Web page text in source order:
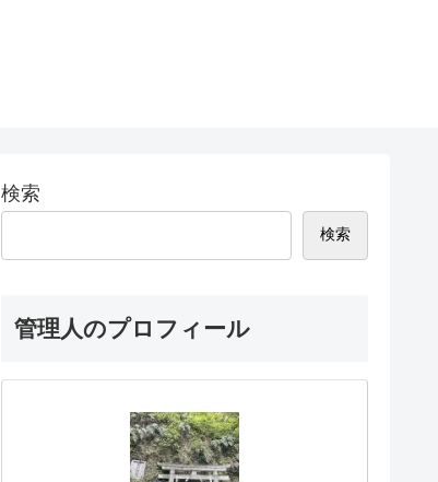
検索
検索
管理人のプロフィール